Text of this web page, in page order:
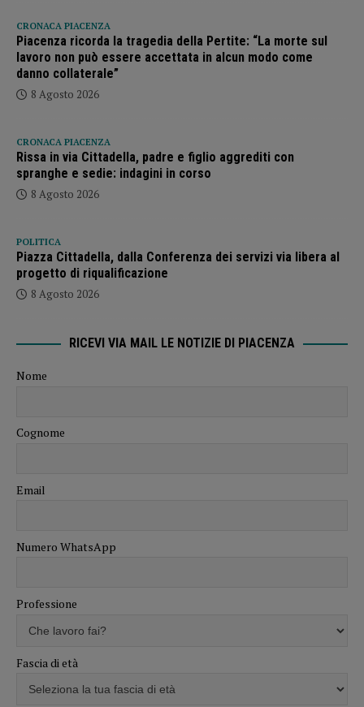
CRONACA PIACENZA
Piacenza ricorda la tragedia della Pertite: “La morte sul
lavoro non può essere accettata in alcun modo come
danno collaterale”
8 Agosto 2026
CRONACA PIACENZA
Rissa in via Cittadella, padre e figlio aggrediti con
spranghe e sedie: indagini in corso
8 Agosto 2026
POLITICA
Piazza Cittadella, dalla Conferenza dei servizi via libera al
progetto di riqualificazione
8 Agosto 2026
RICEVI VIA MAIL LE NOTIZIE DI PIACENZA
Nome
Cognome
Email
Numero WhatsApp
Professione
Fascia di età